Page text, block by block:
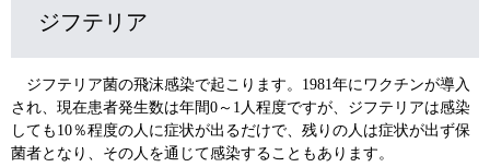
ジフテリア
ジフテリア菌の飛沫感染で起こります。1981年にワクチンが導入
され、現在患者発生数は年間0～1人程度ですが、ジフテリアは感染
しても10％程度の人に症状が出るだけで、残りの人は症状が出ず保
菌者となり、その人を通じて感染することもあります。